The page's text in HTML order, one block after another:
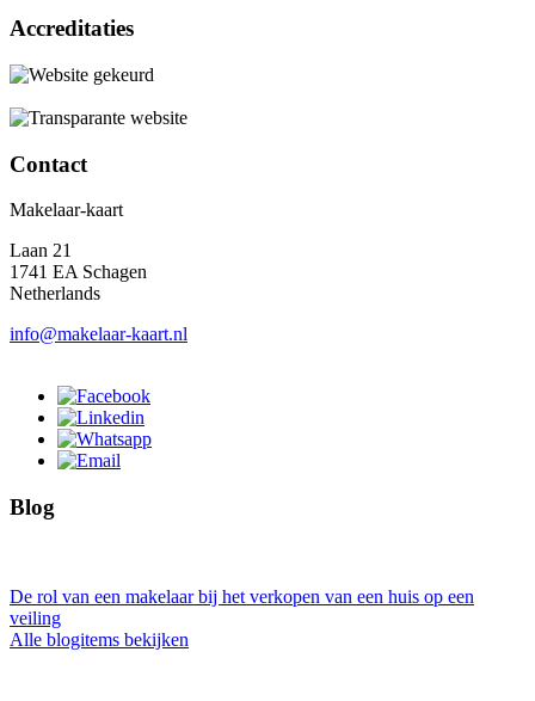
Accreditaties
Contact
Makelaar-kaart
Laan 21
1741 EA Schagen
Netherlands
info@makelaar-kaart.nl
Blog
De rol van een makelaar bij het verkopen van een huis op een
veiling
Alle blogitems bekijken